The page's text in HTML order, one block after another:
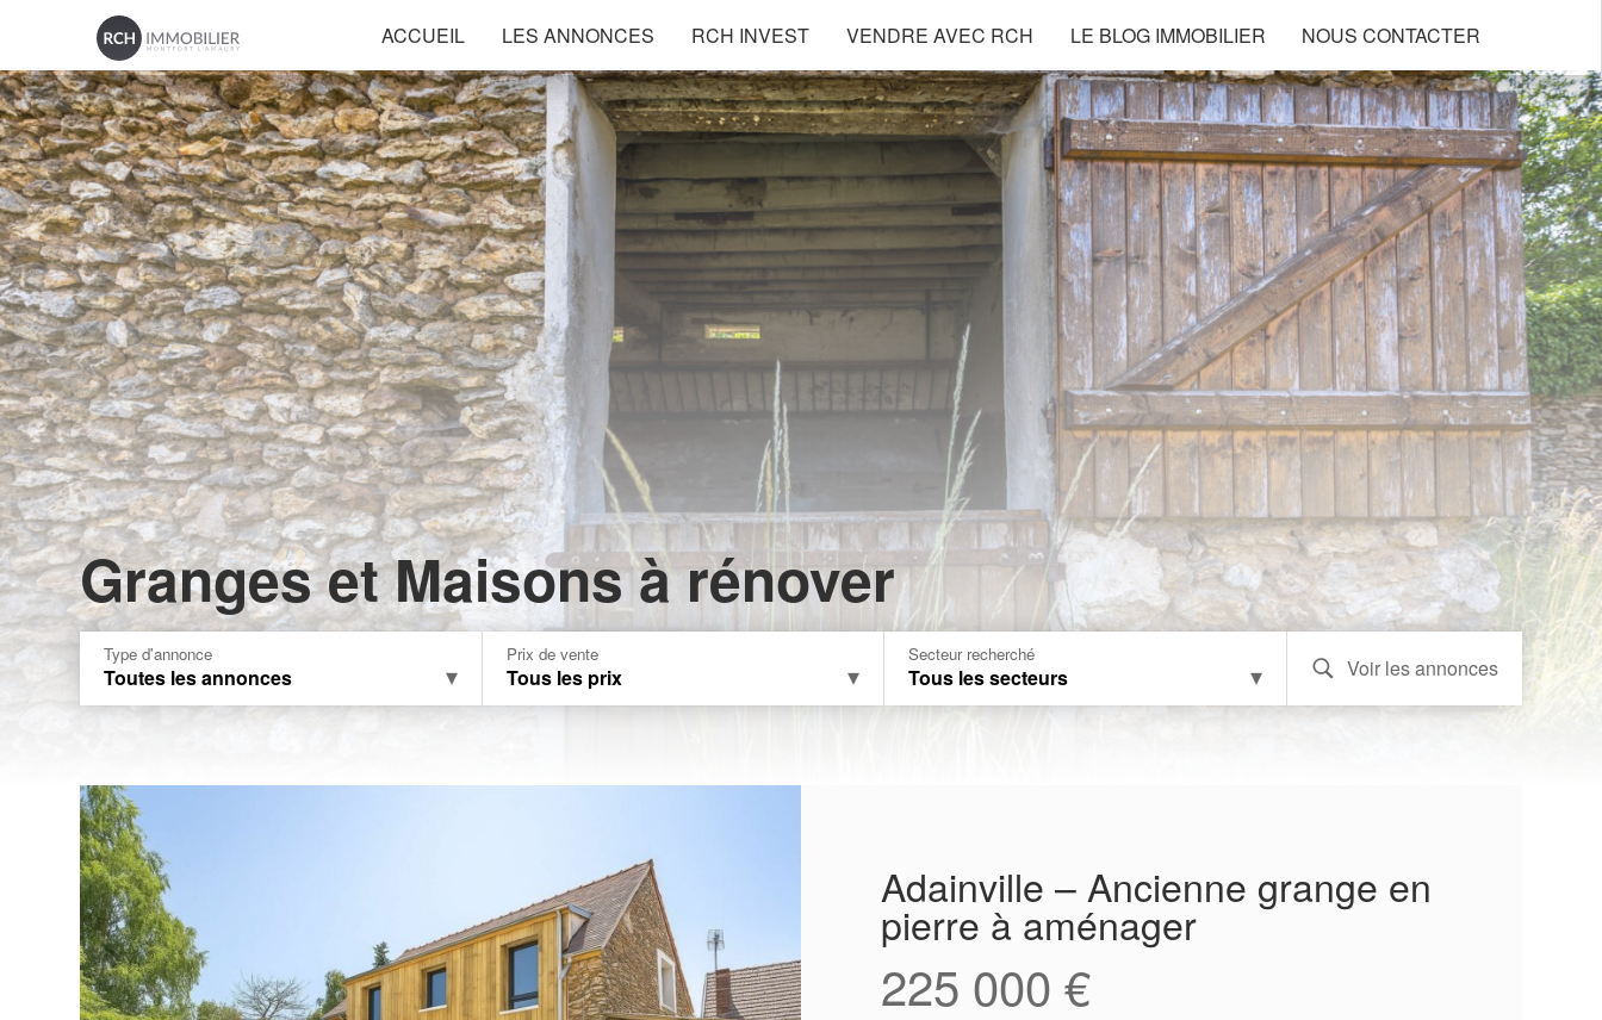
ACCUEIL LES ANNONCES RCH INVEST VENDRE AVEC RCH LE BLOG IMMOBILIER NOUS CONTACTER
Granges et Maisons à rénover
Type d'annonce
Toutes les annonces
Prix de vente
Tous les prix
Secteur recherché
Tous les secteurs Voir les annonces
Adainville – Ancienne grange en
pierre à aménager
225 000 €